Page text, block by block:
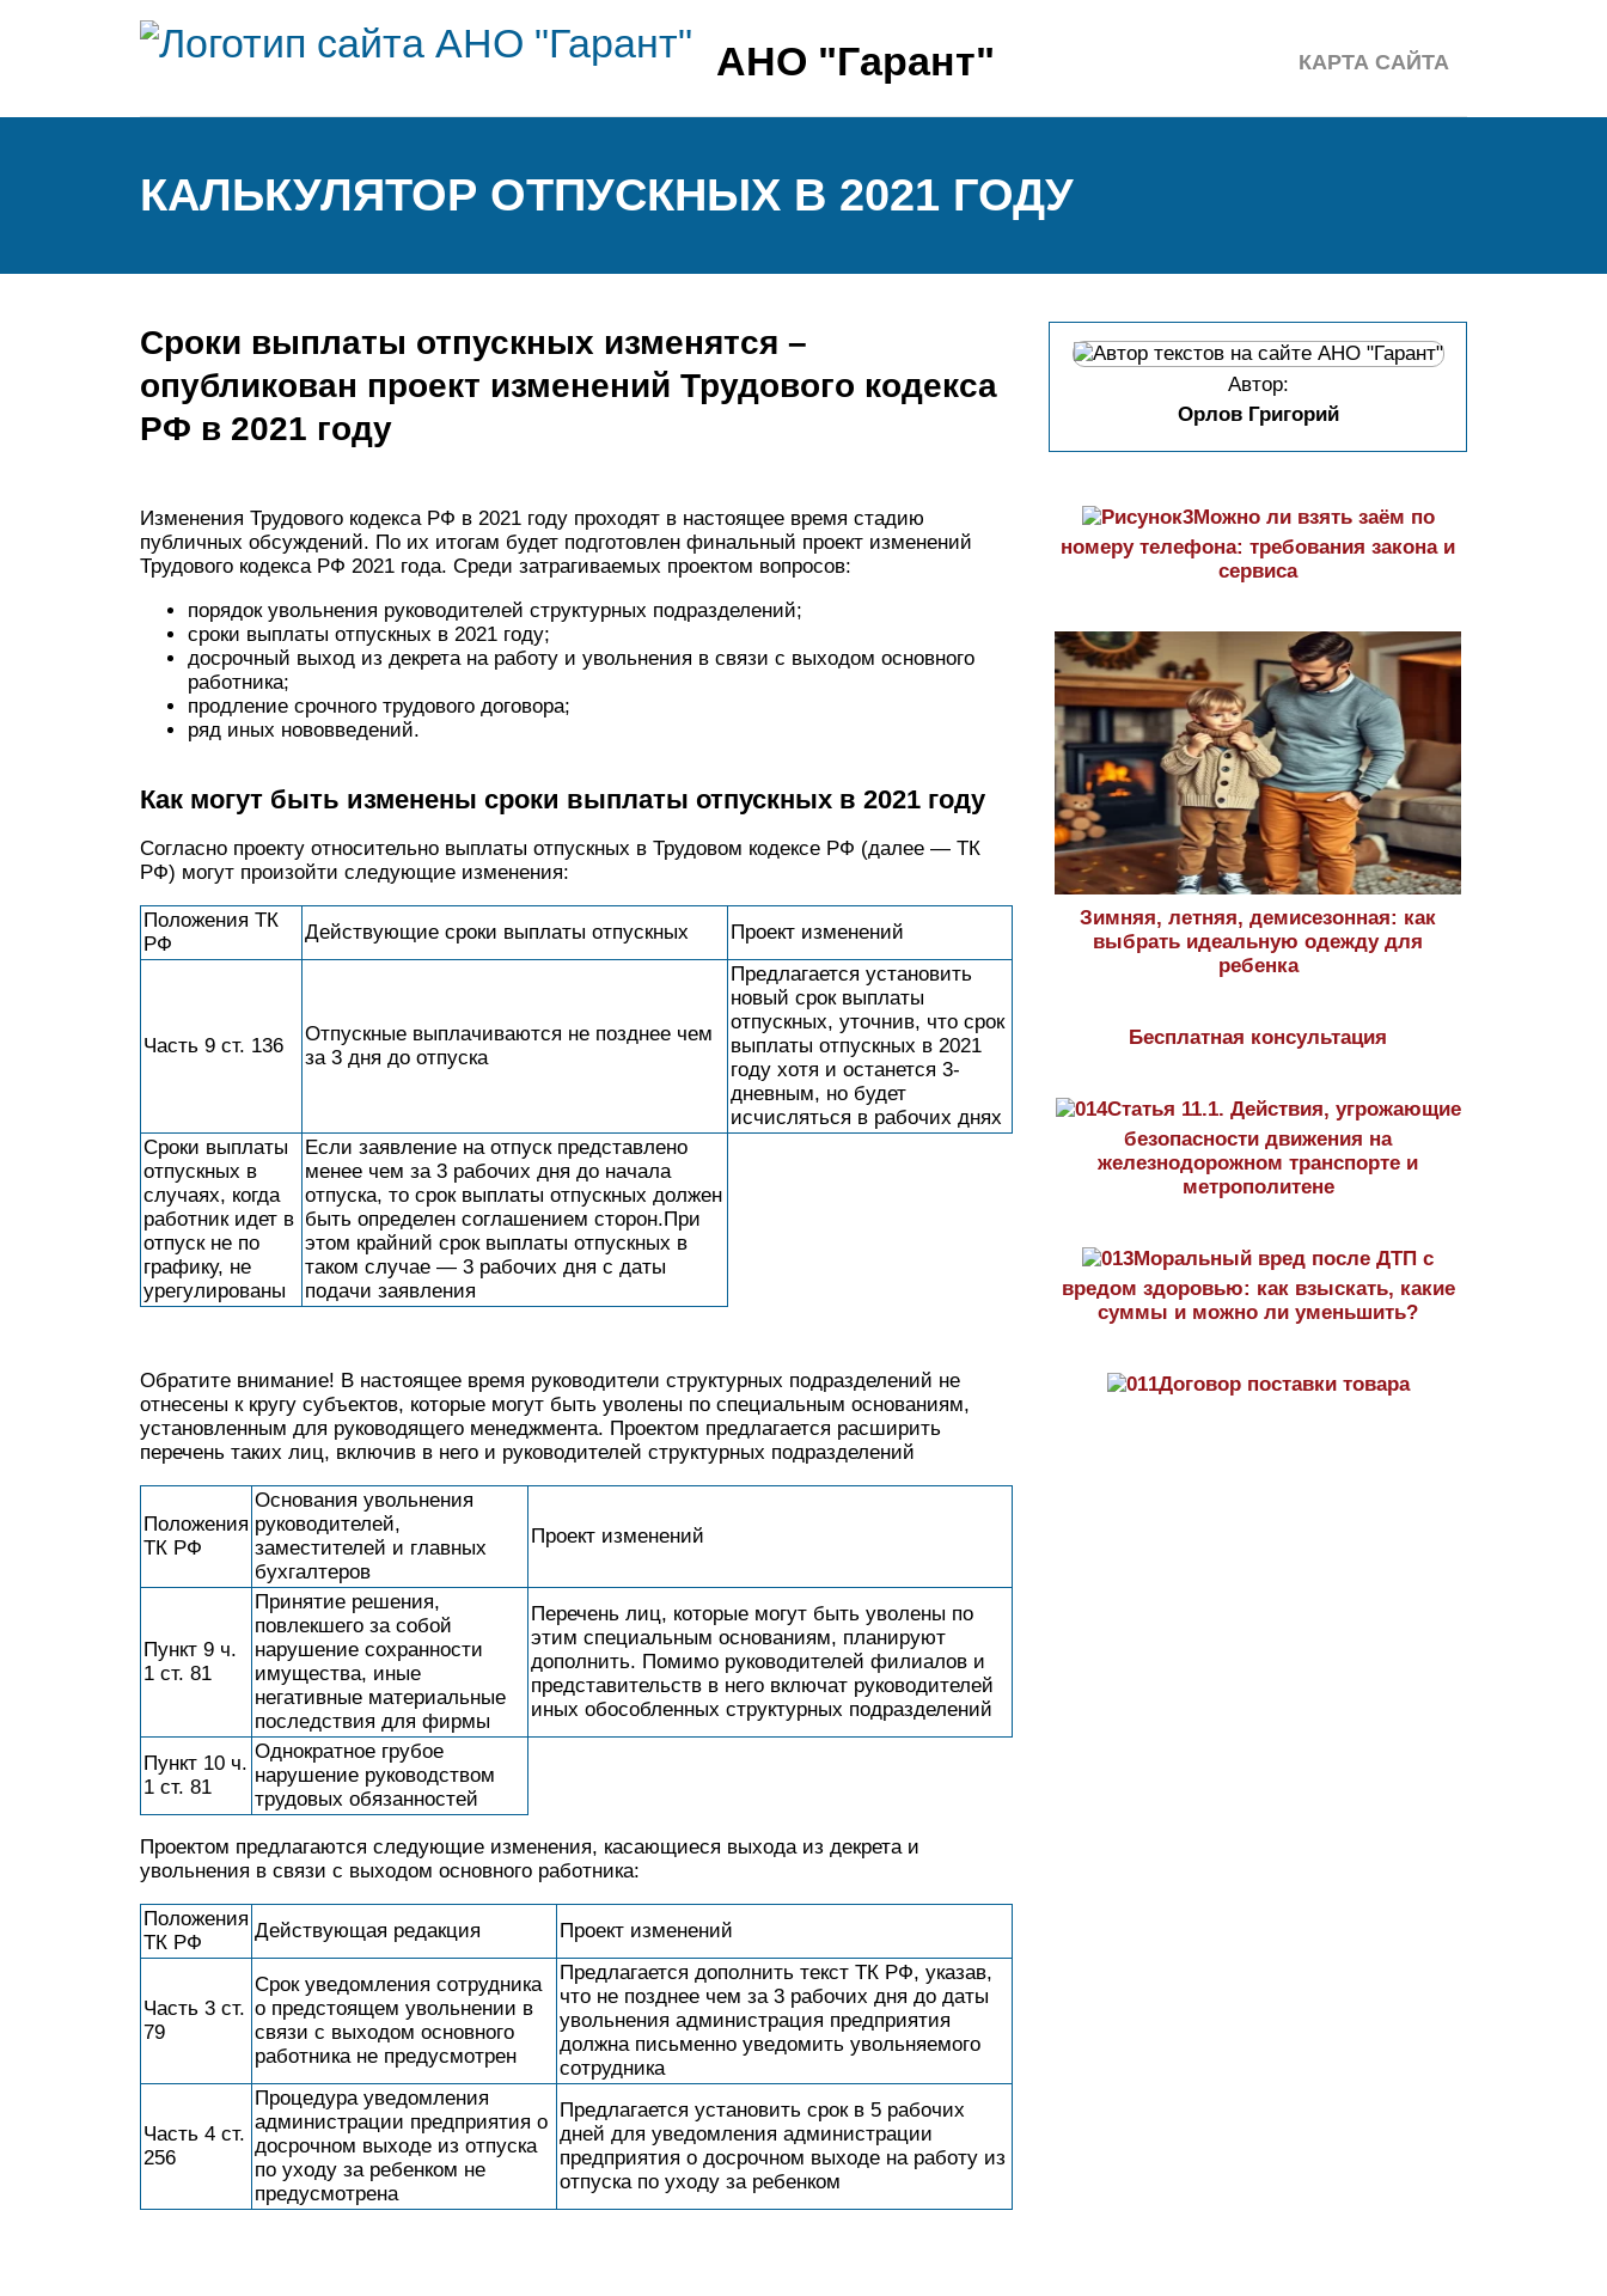
АНО "Гарант" КАРТА САЙТА
КАЛЬКУЛЯТОР ОТПУСКНЫХ В 2021 ГОДУ
Сроки выплаты отпускных изменятся –
опубликован проект изменений Трудового кодекса
РФ в 2021 году
Изменения Трудового кодекса РФ в 2021 году проходят в настоящее время стадию
публичных обсуждений. По их итогам будет подготовлен финальный проект изменений
Трудового кодекса РФ 2021 года. Среди затрагиваемых проектом вопросов:
порядок увольнения руководителей структурных подразделений;
сроки выплаты отпускных в 2021 году;
досрочный выход из декрета на работу и увольнения в связи с выходом основного
работника;
продление срочного трудового договора;
ряд иных нововведений.
Как могут быть изменены сроки выплаты отпускных в 2021 году
Согласно проекту относительно выплаты отпускных в Трудовом кодексе РФ (далее — ТК
РФ) могут произойти следующие изменения:
Положения ТК
РФ
Действующие сроки выплаты отпускных Проект изменений
Часть 9 ст. 136
Отпускные выплачиваются не позднее чем
за 3 дня до отпуска
Предлагается установить
новый срок выплаты
отпускных, уточнив, что срок
выплаты отпускных в 2021
году хотя и останется 3-
дневным, но будет
исчисляться в рабочих днях
Сроки выплаты
отпускных в
случаях, когда
работник идет в
отпуск не по
графику, не
урегулированы
Если заявление на отпуск представлено
менее чем за 3 рабочих дня до начала
отпуска, то срок выплаты отпускных должен
быть определен соглашением сторон.При
этом крайний срок выплаты отпускных в
таком случае — 3 рабочих дня с даты
подачи заявления
Обратите внимание! В настоящее время руководители структурных подразделений не
отнесены к кругу субъектов, которые могут быть уволены по специальным основаниям,
установленным для руководящего менеджмента. Проектом предлагается расширить
перечень таких лиц, включив в него и руководителей структурных подразделений
Положения
ТК РФ
Основания увольнения
руководителей,
заместителей и главных
бухгалтеров
Проект изменений
Пункт 9 ч.
1 ст. 81
Принятие решения,
повлекшего за собой
нарушение сохранности
имущества, иные
негативные материальные
последствия для фирмы
Перечень лиц, которые могут быть уволены по
этим специальным основаниям, планируют
дополнить. Помимо руководителей филиалов и
представительств в него включат руководителей
иных обособленных структурных подразделений
Пункт 10 ч.
1 ст. 81
Однократное грубое
нарушение руководством
трудовых обязанностей
Проектом предлагаются следующие изменения, касающиеся выхода из декрета и
увольнения в связи с выходом основного работника:
Положения
ТК РФ
Действующая редакция Проект изменений
Часть 3 ст.
79
Срок уведомления сотрудника
о предстоящем увольнении в
связи с выходом основного
работника не предусмотрен
Предлагается дополнить текст ТК РФ, указав,
что не позднее чем за 3 рабочих дня до даты
увольнения администрация предприятия
должна письменно уведомить увольняемого
сотрудника
Часть 4 ст.
256
Процедура уведомления
администрации предприятия о
досрочном выходе из отпуска
по уходу за ребенком не
предусмотрена
Предлагается установить срок в 5 рабочих
дней для уведомления администрации
предприятия о досрочном выходе на работу из
отпуска по уходу за ребенком
Автор:
Орлов Григорий
Можно ли взять заём по
номеру телефона: требования закона и
сервиса
Зимняя, летняя, демисезонная: как
выбрать идеальную одежду для
ребенка
Бесплатная консультация
Статья 11.1. Действия, угрожающие
безопасности движения на
железнодорожном транспорте и
метрополитене
Моральный вред после ДТП с
вредом здоровью: как взыскать, какие
суммы и можно ли уменьшить?
Договор поставки товара